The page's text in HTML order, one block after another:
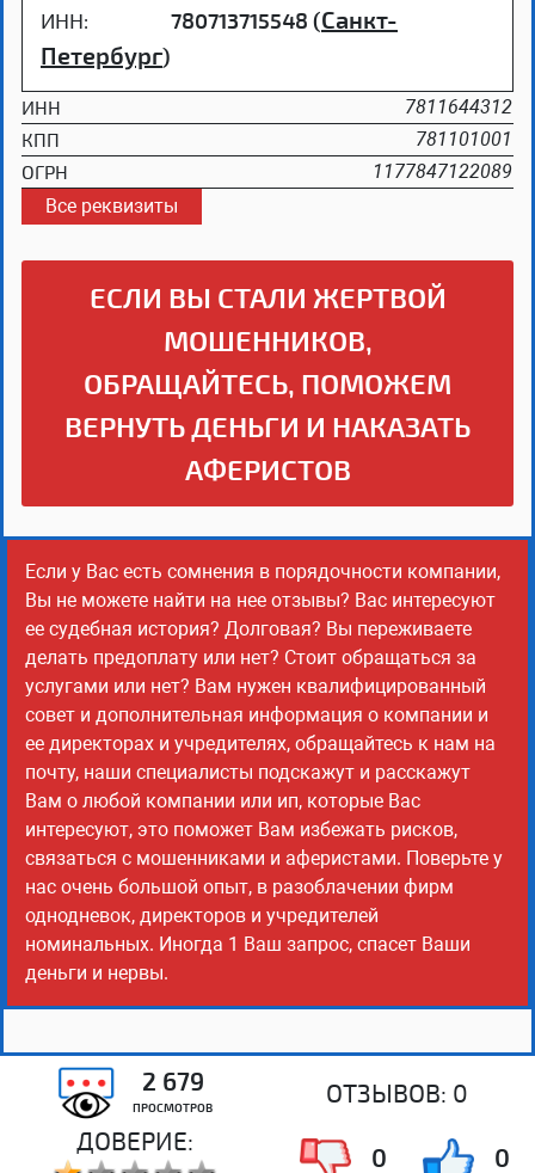
ИНН:
780713715548 (Санкт-
Петербург)
ИНН
7811644312
КПП
781101001
ОГРН
1177847122089
Все реквизиты
ЕСЛИ ВЫ СТАЛИ ЖЕРТВОЙ
МОШЕННИКОВ,
ОБРАЩАЙТЕСЬ, ПОМОЖЕМ
ВЕРНУТЬ ДЕНЬГИ И НАКАЗАТЬ
АФЕРИСТОВ
Если у Вас есть сомнения в порядочности компании,
Вы не можете найти на нее отзывы? Вас интересуют
ее судебная история? Долговая? Вы переживаете
делать предоплату или нет? Стоит обращаться за
услугами или нет? Вам нужен квалифицированный
совет и дополнительная информация о компании и
ее директорах и учредителях, обращайтесь к нам на
почту, наши специалисты подскажут и расскажут
Вам о любой компании или ип, которые Вас
интересуют, это поможет Вам избежать рисков,
связаться с мошенниками и аферистами. Поверьте у
нас очень большой опыт, в разоблачении фирм
однодневок, директоров и учредителей
номинальных. Иногда 1 Ваш запрос, спасет Ваши
деньги и нервы.
2 679
ПРОСМОТРОВ
ОТЗЫВОВ: 0
ДОВЕРИЕ:
0 0